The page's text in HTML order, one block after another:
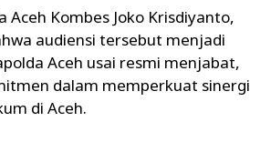
Aceh Kombes Joko Krisdiyanto,
audiensi tersebut menjadi
Aceh usai resmi menjabat,
dalam memperkuat sinergi
di Aceh.